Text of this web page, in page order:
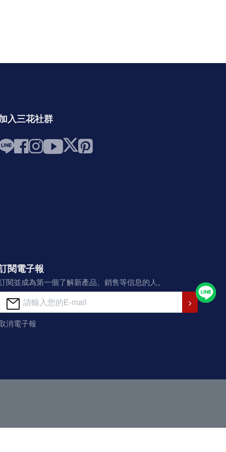
入三花社群
閱電子報
閱並成為第一個了解新產品、銷售等信息的人。
消電子報